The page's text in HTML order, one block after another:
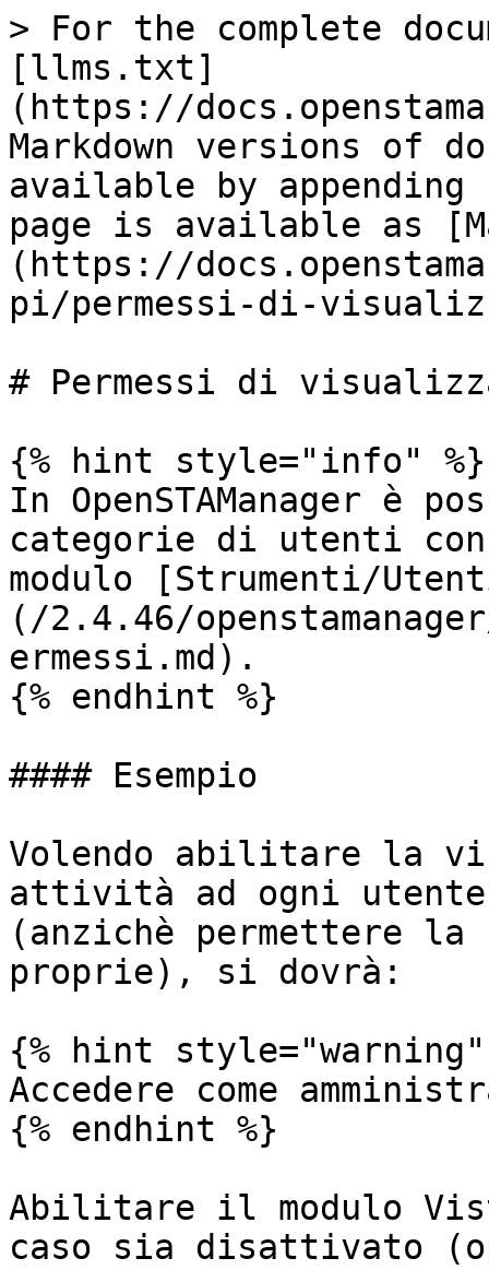
> For the complete
[llms.txt]
(https://
Markdown versions of
available by
page is available as
(https://
pi/permessi-di-
# Permessi di
{% hint style="info" %}
In OpenSTAManager è
categorie di utenti
modulo [Strumenti/
(/2.4.46/
ermessi.md).
{% endhint %}
#### Esempio
Volendo abilitare la
attività ad ogni utente
(anzichè permettere
proprie), si dovrà:
{% hint style="warning"
Accedere come
{% endhint %}
Abilitare il modulo
caso sia disattivato